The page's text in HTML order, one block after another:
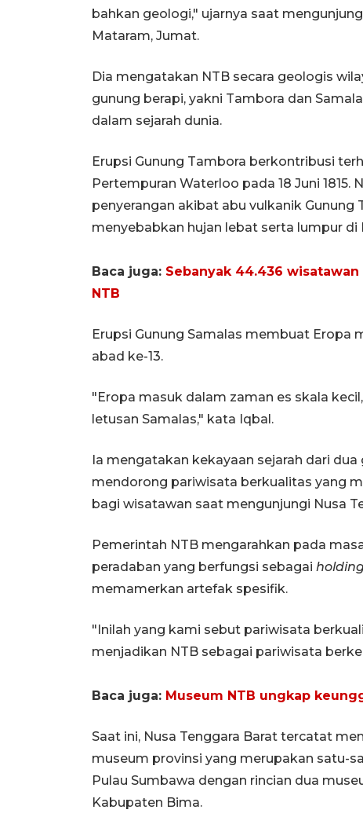
bahkan geologi," ujarnya saat
Mataram, Jumat.
Dia mengatakan NTB secara geologis
gunung berapi, yakni Tambora dan
dalam sejarah dunia.
Erupsi Gunung Tambora berkontribusi
Pertempuran Waterloo pada 18 Juni
penyerangan akibat abu vulkanik
menyebabkan hujan lebat serta lumpur di
Baca juga: Sebanyak 44.436
NTB
Erupsi Gunung Samalas membuat
abad ke-13.
"Eropa masuk dalam zaman es skala
letusan Samalas," kata Iqbal.
Ia mengatakan kekayaan sejarah dari
mendorong pariwisata berkualitas yang
bagi wisatawan saat mengunjungi Nusa
Pemerintah NTB mengarahkan pada
peradaban yang berfungsi sebagai
memamerkan artefak spesifik.
"Inilah yang kami sebut pariwisata
menjadikan NTB sebagai pariwisata
Baca juga: Museum NTB ungkap
Saat ini, Nusa Tenggara Barat tercatat
museum provinsi yang merupakan satu-
Pulau Sumbawa dengan rincian dua
Kabupaten Bima.